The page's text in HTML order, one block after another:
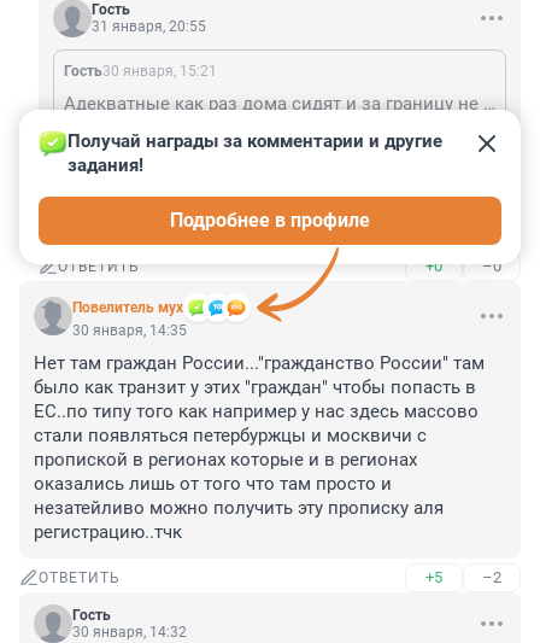
Гость
31 января, 20:55
Гость30 января, 15:21
Адекватные как раз дома сидят и за границу не лезут.
у адекватов были прошаренные родители, которые
историю им рассказывали такой, какая она есть. А
мне в школе ничего такого не рассказывали: всё
на личном опыте (печальном, к сожалению)
ОТВЕТИТЬ +0 –0
Повелитель мух
Получай награды за комментарии и другие
задания!
Подробнее в профиле
30 января, 14:35
Нет там граждан России..."гражданство России" там
было как транзит у этих "граждан" чтобы попасть в
ЕС..по типу того как например у нас здесь массово
стали появляться петербуржцы и москвичи с
пропиской в регионах которые и в регионах
оказались лишь от того что там просто и
незатейливо можно получить эту прописку аля
регистрацию..тчк
ОТВЕТИТЬ +5 –2
Гость
30 января, 14:32